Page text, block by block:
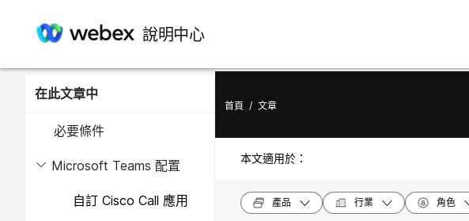
說明中心
在此文章中
必要條件
Microsoft Teams 配置
自訂 Cisco Call 應用
首頁 / 文章
本文適用於：
產品 行業 角色